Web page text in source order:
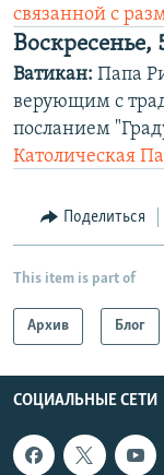
связанной с
Воскресенье,
Ватикан: Папа
верующим с
посланием
Католическая
Поделиться
This item is part of
Архив Блог
СОЦИАЛЬНЫЕ СЕТИ